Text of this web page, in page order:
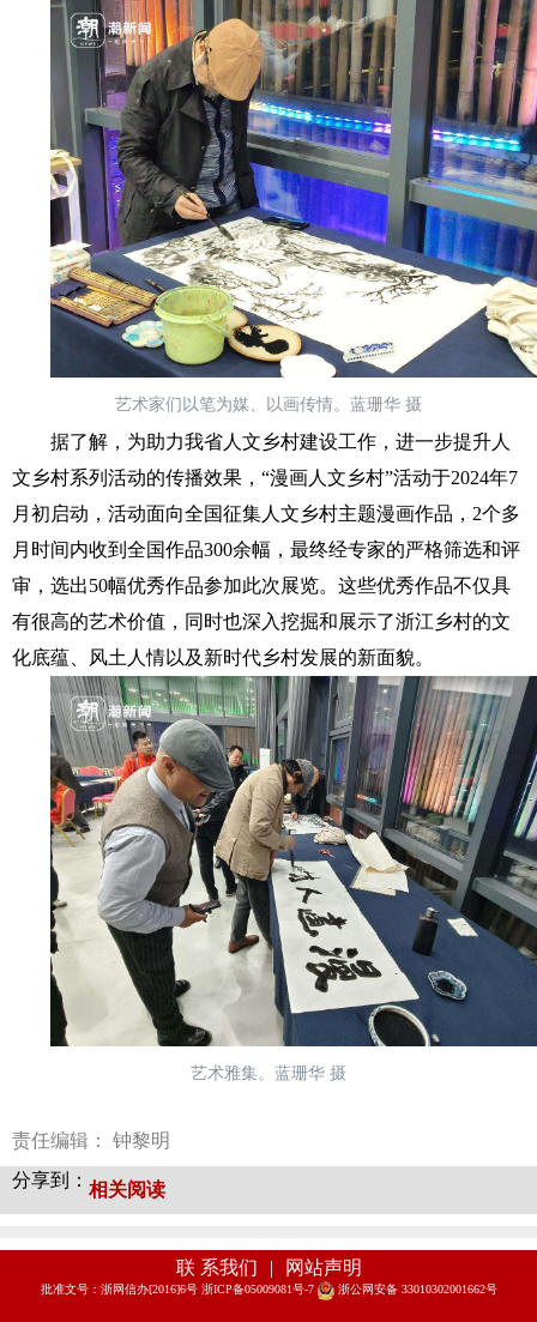
艺术家们以笔为媒、以画传情。蓝珊华 摄
据了解，为助力我省人文乡村建设工作，进一步提升人
文乡村系列活动的传播效果，“漫画人文乡村”活动于2024年7
月初启动，活动面向全国征集人文乡村主题漫画作品，2个多
月时间内收到全国作品300余幅，最终经专家的严格筛选和评
审，选出50幅优秀作品参加此次展览。这些优秀作品不仅具
有很高的艺术价值，同时也深入挖掘和展示了浙江乡村的文
化底蕴、风土人情以及新时代乡村发展的新面貌。
艺术雅集。蓝珊华 摄
责任编辑： 钟黎明
分享到： 相关阅读
联 系我们 | 网站声明
批准文号：浙网信办[2016]6号 浙ICP备05009081号-7 浙公网安备 33010302001662号